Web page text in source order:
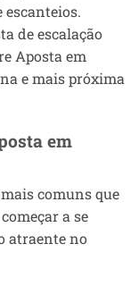
de escalação
Aposta em
e mais próxima
em
comuns que
a se
atraente no